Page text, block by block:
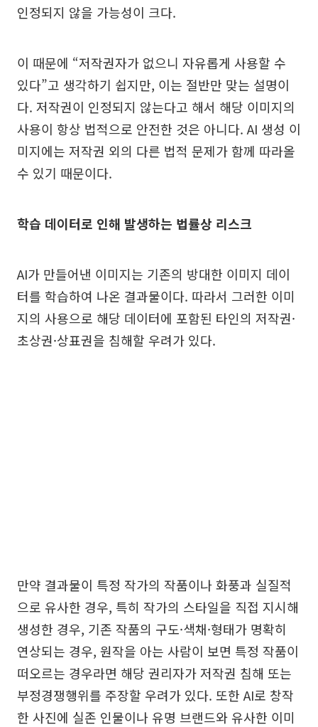
인정되지 않을 가능성이 크다.
이 때문에 “저작권자가 없으니 자유롭게 사용할 수
있다”고 생각하기 쉽지만, 이는 절반만 맞는 설명이
다. 저작권이 인정되지 않는다고 해서 해당 이미지의
사용이 항상 법적으로 안전한 것은 아니다. AI 생성 이
미지에는 저작권 외의 다른 법적 문제가 함께 따라올
수 있기 때문이다.
학습 데이터로 인해 발생하는 법률상 리스크
AI가 만들어낸 이미지는 기존의 방대한 이미지 데이
터를 학습하여 나온 결과물이다. 따라서 그러한 이미
지의 사용으로 해당 데이터에 포함된 타인의 저작권·
초상권·상표권을 침해할 우려가 있다.
만약 결과물이 특정 작가의 작품이나 화풍과 실질적
으로 유사한 경우, 특히 작가의 스타일을 직접 지시해
생성한 경우, 기존 작품의 구도·색채·형태가 명확히
연상되는 경우, 원작을 아는 사람이 보면 특정 작품이
떠오르는 경우라면 해당 권리자가 저작권 침해 또는
부정경쟁행위를 주장할 우려가 있다. 또한 AI로 창작
한 사진에 실존 인물이나 유명 브랜드와 유사한 이미